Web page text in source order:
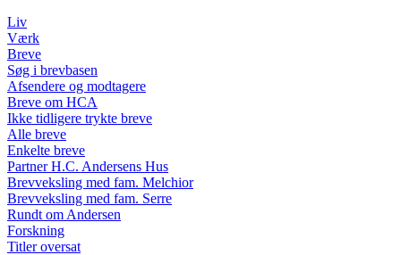
Liv
Værk
Breve
Søg i brevbasen
Afsendere og modtagere
Breve om HCA
Ikke tidligere trykte breve
Alle breve
Enkelte breve
Partner H.C. Andersens Hus
Brevveksling med fam. Melchior
Brevveksling med fam. Serre
Rundt om Andersen
Forskning
Titler oversat